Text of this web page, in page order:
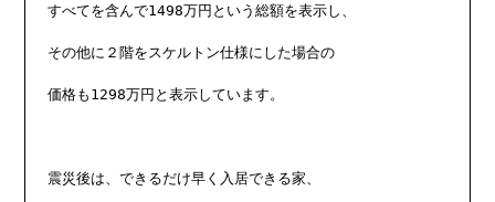
すべてを含んで1498万円という総額を表示し、
その他に２階をスケルトン仕様にした場合の
価格も1298万円と表示しています。
震災後は、できるだけ早く入居できる家、